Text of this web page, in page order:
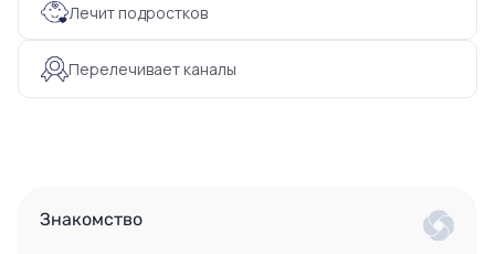
Лечит подростков
Перелечивает каналы
Знакомство